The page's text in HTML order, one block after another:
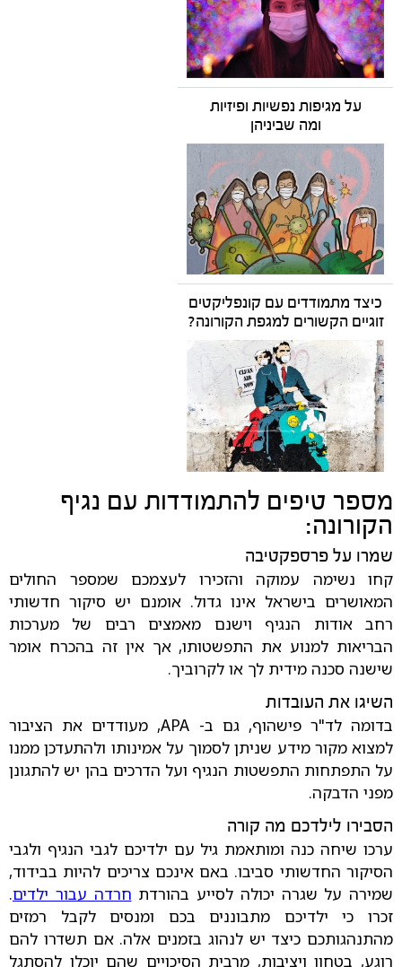
על מגיפות נפשיות ופיזיות
ומה שביניהן
כיצד מתמודדים עם קונפליקטים
זוגיים הקשורים למגפת הקורונה?
מספר טיפים להתמודדות עם נגיף
הקורונה:
שמרו על פרספקטיבה
קחו נשימה עמוקה והזכירו לעצמכם שמספר החולים
המאושרים בישראל אינו גדול. אומנם יש סיקור חדשותי
רחב אודות הנגיף וישנם מאמצים רבים של מערכות
הבריאות למנוע את התפשטותו, אך אין זה בהכרח אומר
שישנה סכנה מידית לך או לקרוביך.
השיגו את העובדות
בדומה לד"ר פישהוף, גם ב- APA, מעודדים את הציבור
למצוא מקור מידע שניתן לסמוך על אמינותו ולהתעדכן ממנו
על התפתחות התפשטות הנגיף ועל הדרכים בהן יש להתגונן
מפני הדבקה.
הסבירו לילדכם מה קורה
ערכו שיחה כנה ומותאמת גיל עם ילדיכם לגבי הנגיף ולגבי
הסיקור החדשותי סביבו. באם אינכם צריכים להיות בבידוד,
שמירה על שגרה יכולה לסייע בהורדת חרדה עבור ילדים.
זכרו כי ילדיכם מתבוננים בכם ומנסים לקבל רמזים
מהתנהגותכם כיצד יש לנהוג בזמנים אלה. אם תשדרו להם
רוגע, בטחון ויציבות, מרבית הסיכויים שהם יוכלו להסתגל